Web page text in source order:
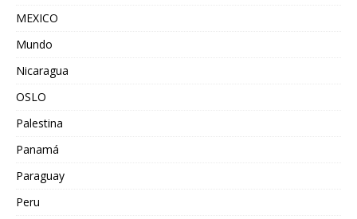
MEXICO
Mundo
Nicaragua
OSLO
Palestina
Panamá
Paraguay
Peru